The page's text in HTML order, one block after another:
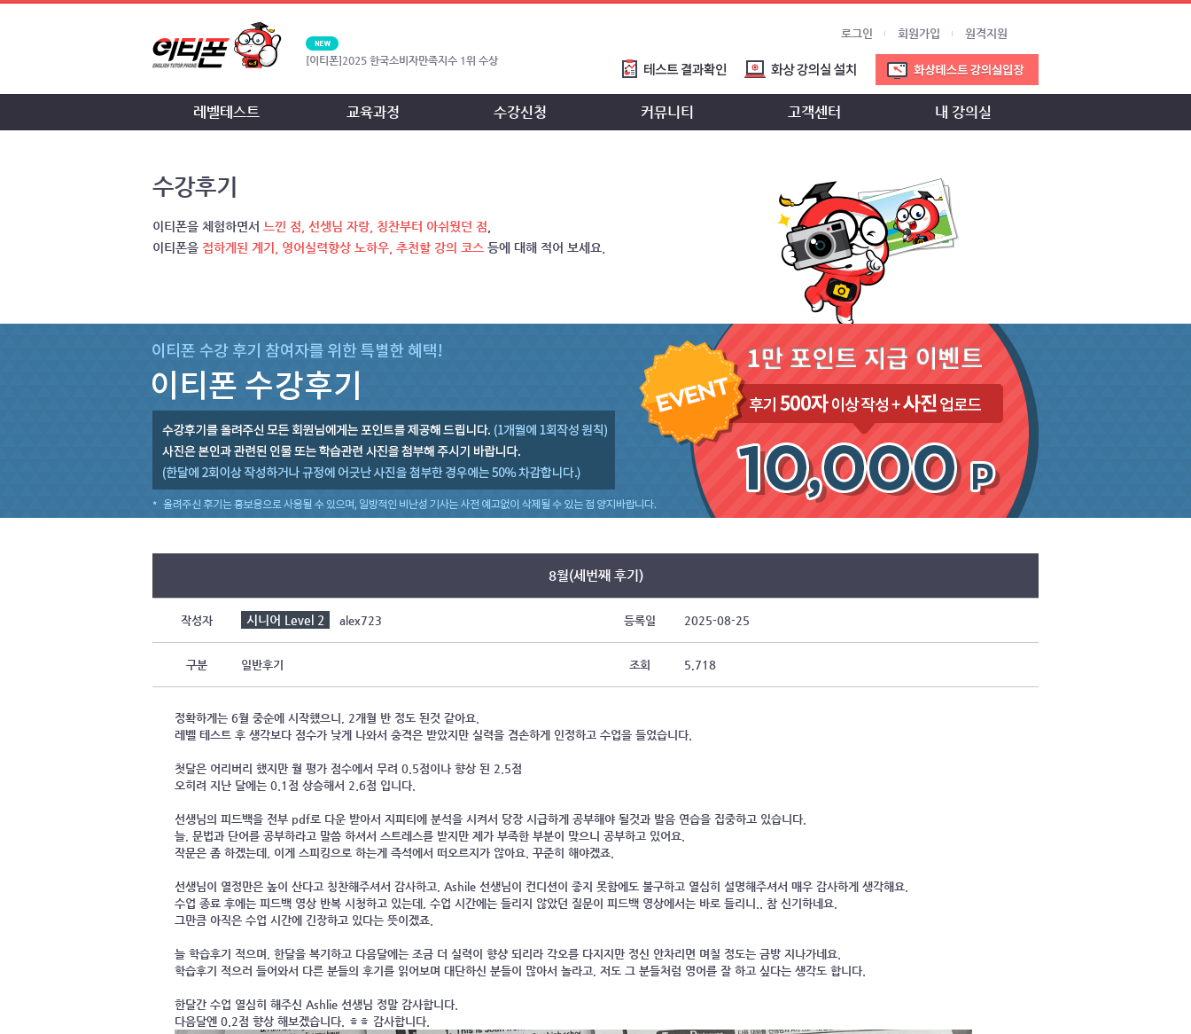
[이티폰] 2025 한국소비자만족지수 1위 수상
2024 한국고객만족도1위 수상
관...
[이티폰]2016한국브랜드선호도1위 수상으로 3관왕 달성!
[공지]2026년 8월 무이자할부 행사 안내
로그인 회원가입 원격지원
레벨테스트 교육과정 수강신청 커뮤니티 고객센터 내 강의실
수강후기
이티폰을 체험하면서 느낀 점, 선생님 자랑, 칭찬부터 아쉬웠던 점
이티폰을 접하게된 계기, 영어실력향상 노하우, 추천할 강의 코스 등에 대해 적어 보세요.
8월(세번째 후기)
작성자 시니어 Level 2 alex723 등록일 2025-08-25
구분 일반후기 조회 5,718
정확하게는 6월 중순에 시작했으니, 2개월 반 정도 된것 같아요.
레벨 테스트 후 생각보다 점수가 낮게 나와서 충격은 받았지만 실력을 겸손하게 인정하고 수업을 들었습니다.
첫달은 어리버리 했지만 월 평가 점수에서 무려 0.5점이나 향상 된 2.5점
오히려 지난 달에는 0.1점 상승해서 2.6점 입니다.
선생님의 피드백을 전부 pdf로 다운 받아서 지피티에 분석을 시켜서 당장 시급하게 공부해야 될것과 발음 연습을 집중하고 있습니다.
늘, 문법과 단어를 공부하라고 말씀 하셔서 스트레스를 받지만 제가 부족한 부분이 맞으니 공부하고 있어요.
작문은 좀 하겠는데, 이게 스피킹으로 하는게 즉석에서 떠오르지가 않아요. 꾸준히 해야겠죠.
선생님이 열정만은 높이 산다고 칭찬해주셔서 감사하고, Ashile 선생님이 컨디션이 좋지 못함에도 불구하고 열심히 설명해주셔서 매우 감사하게 생각해요.
수업 종료 후에는 피드백 영상 반복 시청하고 있는데, 수업 시간에는 들리지 않았던 질문이 피드백 영상에서는 바로 들리니.. 참 신기하네요.
그만큼 아직은 수업 시간에 긴장하고 있다는 뜻이겠죠.
늘 학습후기 적으며, 한달을 복기하고 다음달에는 조금 더 실력이 향샹 되리라 각오를 다지지만 정신 안차리면 며칠 정도는 금방 지나가네요.
학습후기 적으러 들어와서 다른 분들의 후기를 읽어보며 대단하신 분들이 많아서 놀라고, 저도 그 분들처럼 영어를 잘 하고 싶다는 생각도 합니다.
한달간 수업 열심히 해주신 Ashlie 선생님 정말 감사합니다.
다음달엔 0.2점 향상 해보겠습니다. ㅎㅎ 감사합니다.